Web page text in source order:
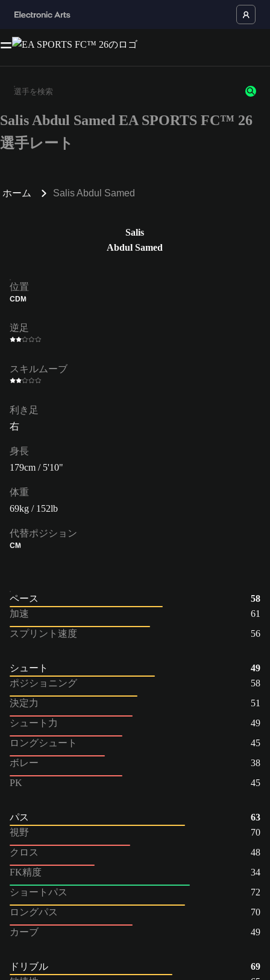
3文字以上の文字または数字を入力してください。
Salis Abdul Samed EA SPORTS FC™ 26
選手レート
ホーム Salis Abdul Samed
Salis
Abdul Samed
位置
CDM
逆足
スキルムーブ
利き足
右
身長
179cm / 5'10"
体重
69kg / 152lb
代替ポジション
CM
ペース
58
加速
61
スプリント速度
56
シュート
49
ポジショニング
58
決定力
51
シュート力
49
ロングシュート
45
ボレー
38
PK
45
パス
63
視野
70
クロス
48
FK精度
34
ショートパス
72
ロングパス
70
カーブ
49
ドリブル
69